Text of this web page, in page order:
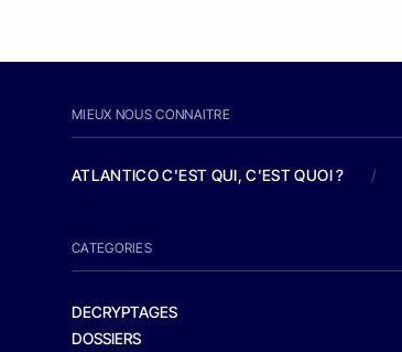
MIEUX NOUS CONNAITRE
ATLANTICO C'EST QUI, C'EST QUOI ? /
CATEGORIES
DECRYPTAGES
DOSSIERS